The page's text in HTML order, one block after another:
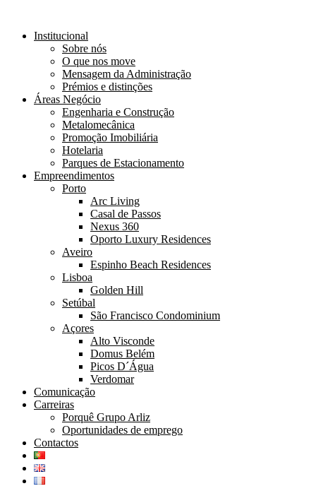
Institucional
Sobre nós
O que nos move
Mensagem da Administração
Prémios e distinções
Áreas Negócio
Engenharia e Construção
Metalomecânica
Promoção Imobiliária
Hotelaria
Parques de Estacionamento
Empreendimentos
Porto
Arc Living
Casal de Passos
Nexus 360
Oporto Luxury Residences
Aveiro
Espinho Beach Residences
Lisboa
Golden Hill
Setúbal
São Francisco Condominium
Açores
Alto Visconde
Domus Belém
Picos D´Água
Verdomar
Comunicação
Carreiras
Porquê Grupo Arliz
Oportunidades de emprego
Contactos